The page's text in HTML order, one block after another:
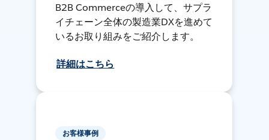
B2B Commerceの導入して、サプラ
イチェーン全体の製造業DXを進めて
いるお取り組みをご紹介します。
詳細はこちら
お客様事例